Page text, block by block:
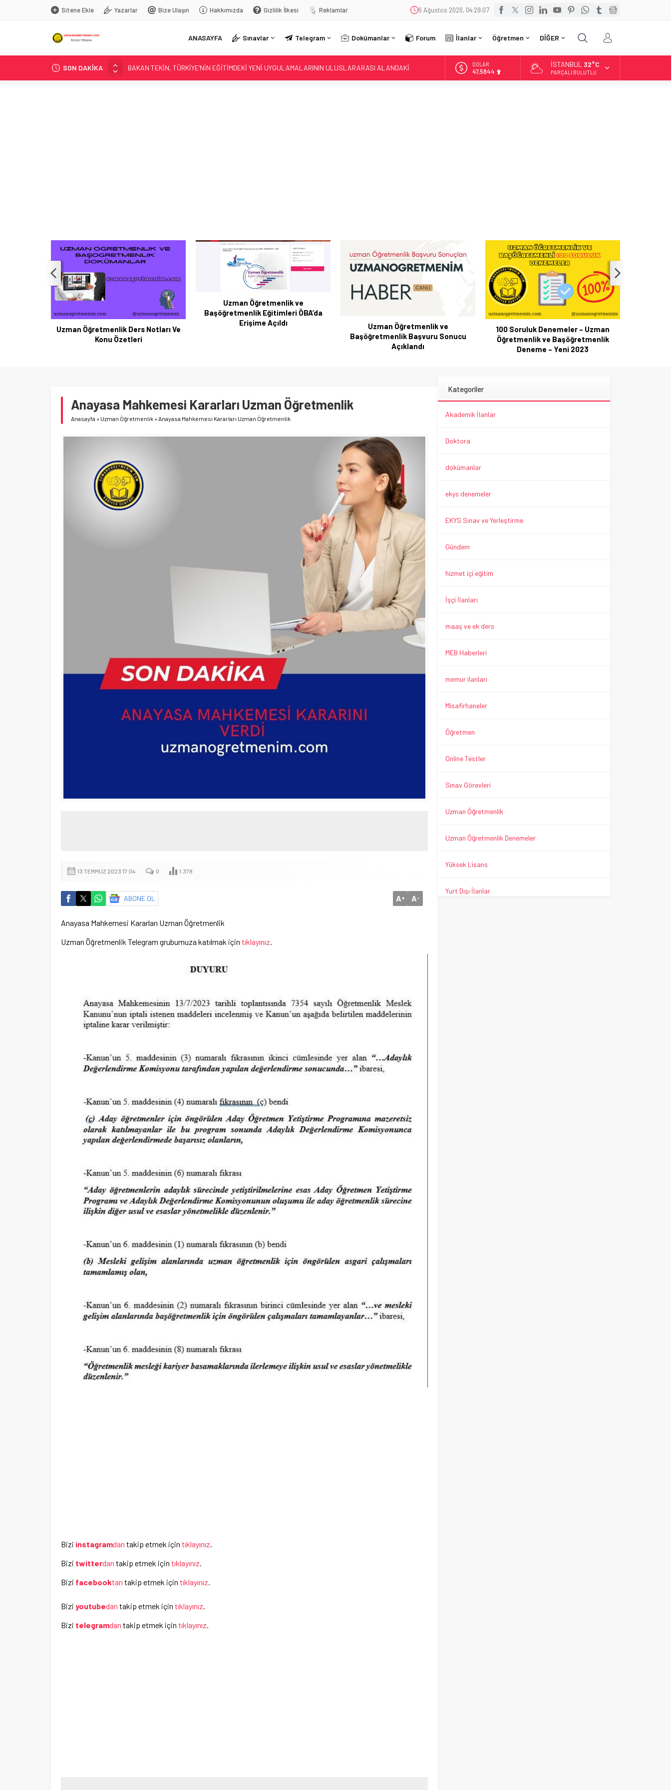
Sitene Ekle Yazarlar Bize Ulaşın Hakkımızda Gizlilik İlkesi Reklamlar 6 Ağustos 2026, 04:29:08
ANASAYFA Sınavlar Telegram Dokümanlar Forum İlanlar Öğretmen DİĞER
SON DAKİKA
BAKAN TEKİN, TÜRKİYE’NİN EĞİTİMDEKİ YENİ UYGULAMALARININ ULUSLARARASI ALANDAKİ
DOLAR
47,5844
İSTANBUL 32°C
PARÇALI BULUTLU
Uzman Öğretmenlik Ders Notları Ve
Konu Özetleri
Uzman Öğretmenlik ve
Başöğretmenlik Eğitimleri ÖBA’da
Erişime Açıldı
Uzman Öğretmenlik ve
Başöğretmenlik Başvuru Sonucu
Açıklandı
100 Soruluk Denemeler – Uzman
Öğretmenlik ve Başöğretmenlik
Deneme – Yeni 2023
Anayasa Mahkemesi Kararları Uzman Öğretmenlik
Anasayfa » Uzman Öğretmenlik »Anayasa Mahkemesi Kararları Uzman Öğretmenlik
13 TEMMUZ 2023 17:04 0 1.378
ABONE OL A+ A-
Anayasa Mahkemesi Kararları Uzman Öğretmenlik
Uzman Öğretmenlik Telegram grubumuza katılmak için tıklayınız.
Bizi instagramdan takip etmek için tıklayınız
Bizi twitterdan takip etmek için tıklayınız
Bizi facebooktan takip etmek için tıklayınız
Bizi youtubedan takip etmek için tıklayınız
Bizi telegramdan takip etmek için tıklayınız
Kategoriler
Akademik İlanlar
Doktora
dokümanlar
ekys denemeler
EKYS Sınav ve Yerleştirme
Gündem
hizmet içi eğitim
İşçi İlanları
maaş ve ek ders
MEB Haberleri
memur ilanları
Misafirhaneler
Öğretmen
Online Testler
Sınav Görevleri
Uzman Öğretmenlik
Uzman Öğretmenlik Denemeler
Yüksek Lisans
Yurt Dışı İlanlar